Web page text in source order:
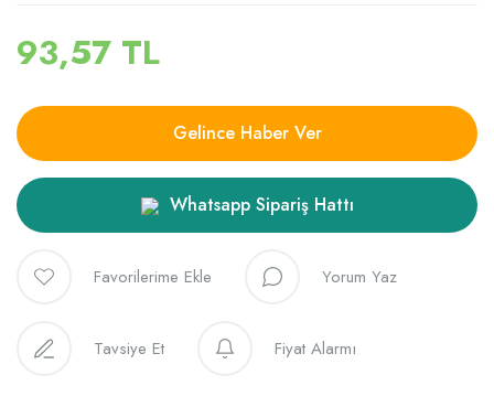
93,57 TL
Gelince Haber Ver
Whatsapp Sipariş Hattı
Yorum Yaz
Tavsiye Et Fiyat Alarmı